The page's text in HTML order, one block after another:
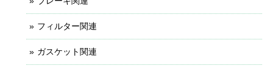
フィルター関連
ガスケット関連